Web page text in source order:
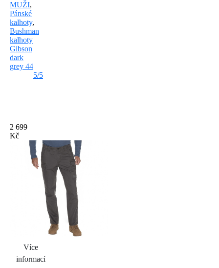
MUŽI,
Pánské
kalhoty,
Bushman
kalhoty
Gibson
dark
grey 44
5/5
2 699
Kč
Více
informací